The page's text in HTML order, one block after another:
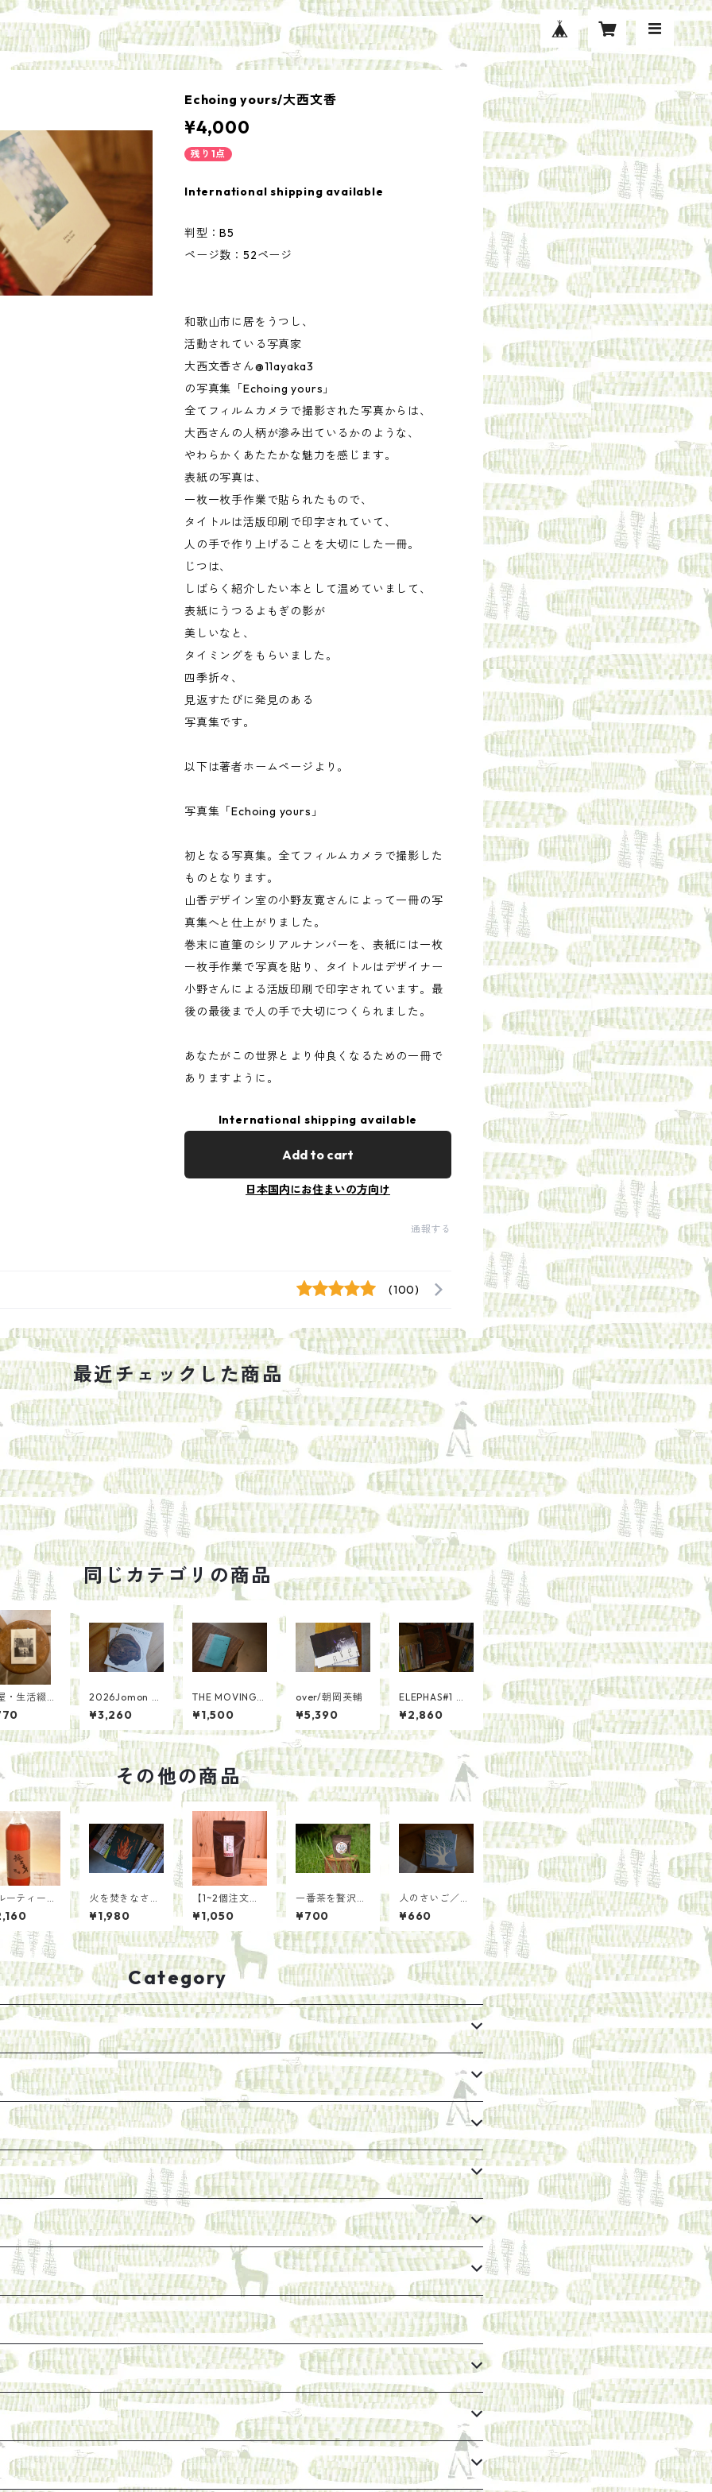
Echoing yours/大西文香
¥4,000
残り1点
International shipping available
判型：B5
ページ数：52ページ
和歌山市に居をうつし、
活動されている写真家
大西文香さん@11ayaka3
の写真集「Echoing yours」
全てフィルムカメラで撮影された写真からは、
大西さんの人柄が滲み出ているかのような、
やわらかくあたたかな魅力を感じます。
表紙の写真は、
一枚一枚手作業で貼られたもので、
タイトルは活版印刷で印字されていて、
人の手で作り上げることを大切にした一冊。
じつは、
しばらく紹介したい本として温めていまして、
表紙にうつるよもぎの影が
美しいなと、
タイミングをもらいました。
四季折々、
見返すたびに発見のある
写真集です。
以下は著者ホームページより。
写真集「Echoing yours」
初となる写真集。全てフィルムカメラで撮影した
ものとなります。
山香デザイン室の小野友寛さんによって一冊の写
真集へと仕上がりました。
巻末に直筆のシリアルナンバーを、表紙には一枚
一枚手作業で写真を貼り、タイトルはデザイナー
小野さんによる活版印刷で印字されています。最
後の最後まで人の手で大切につくられました。
あなたがこの世界とより仲良くなるための一冊で
ありますように。
International shipping available
Add to cart
日本国内にお住まいの方向け
通報する
(100)
最近チェックした商品
同じカテゴリの商品
・生活綴方
づけかた/
祐介
2026Jomon D
oguカレンダ
ー・GOOD DO
GU！（作品
集）セット/さ
とうゆかり
¥3,260
THE MOVING i
ssue01+introd
uctionセット
¥1,500
over/朝岡英輔
¥5,390
ELEPHAS#1 生
命の星／PHILO
SOPHIA
¥2,860
その他の商品
ーティーな
おいしさを
梅エキス
【耕人
火を焚きなさい
／山尾 三省
著 早川 ユミ
解説 nakaban
漫画
¥1,980
【1~2個注文
用】ほうじ茶を
手軽に ほうじ
粉茶ティーバッ
グ（5g×20袋）
¥1,050
一番茶を贅沢
に 上ほうじ茶
【手土産用パッ
ケージ40g】
¥700
人のさいご／医
療法人社団プラ
タナス 桜新町
アーバンクリニ
ック
¥660
Category
ど、長く売り続けたい一冊
連本
ど
た本を巡らせて